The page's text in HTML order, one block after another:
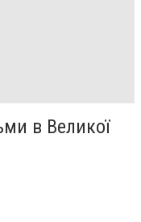
в Великої